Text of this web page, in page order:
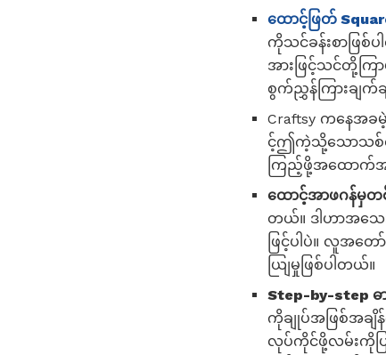
ထောင့်ဖြတ်
ကိုသင်ခန်းစာဖြစ်
အားဖြင့်သင်တို့ကြ
စွက်ညွှန်ကြားချက်
Craftsy ကနေအခမဲ့
င့်ဤကဲ့သို့သောသစ်တစ်
ကြည့်ဖို့အထောက်အ
ထောင့်အာဖဂန်မှတ
တယ်။ ဒါဟာအသေး
ဖြင့်ပါပဲ။ လူအတ
ယျြမှုဖြစ်ပါတယ်။
Step-by-step
ကိုချုပ်အဖြစ်အခ
လုပ်ကိုင်ဖို့လမ်းကိုပ